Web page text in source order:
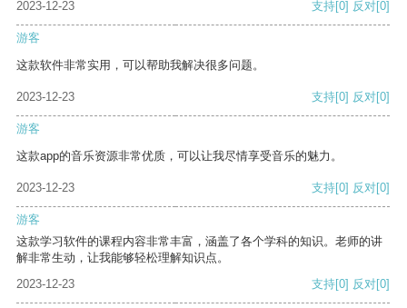
2023-12-23 支持[0] 反对[0]
游客
这款软件非常实用，可以帮助我解决很多问题。
2023-12-23 支持[0] 反对[0]
游客
这款app的音乐资源非常优质，可以让我尽情享受音乐的魅力。
2023-12-23 支持[0] 反对[0]
游客
这款学习软件的课程内容非常丰富，涵盖了各个学科的知识。老师的讲
解非常生动，让我能够轻松理解知识点。
2023-12-23
支持[0] 反对[0]